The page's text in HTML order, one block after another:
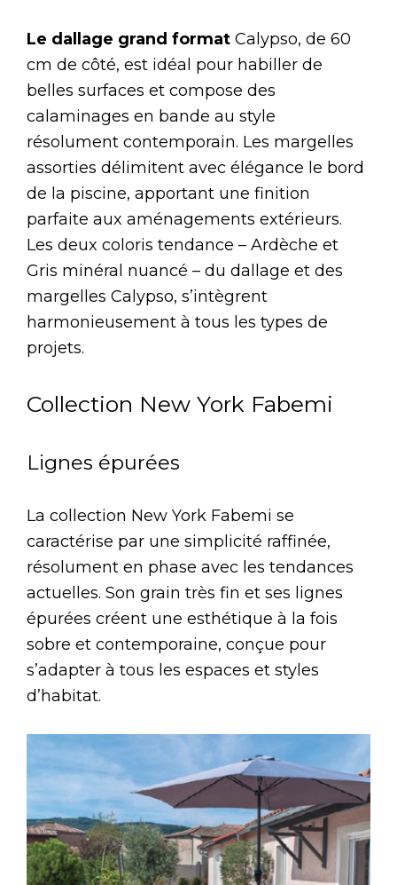
Le dallage grand format Calypso, de 60
cm de côté, est idéal pour habiller de
belles surfaces et compose des
calaminages en bande au style
résolument contemporain. Les margelles
assorties délimitent avec élégance le bord
de la piscine, apportant une finition
parfaite aux aménagements extérieurs.
Les deux coloris tendance – Ardèche et
Gris minéral nuancé – du dallage et des
margelles Calypso, s’intègrent
harmonieusement à tous les types de
projets.
Collection New York Fabemi
Lignes épurées
La collection New York Fabemi se
caractérise par une simplicité raffinée,
résolument en phase avec les tendances
actuelles. Son grain très fin et ses lignes
épurées créent une esthétique à la fois
sobre et contemporaine, conçue pour
s’adapter à tous les espaces et styles
d’habitat.